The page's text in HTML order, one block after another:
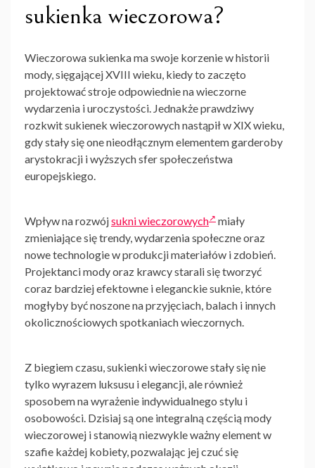
sukienka wieczorowa?
Wieczorowa sukienkama swoje korzenie w historii
mody, sięgającej XVIII wieku, kiedy to zaczęto
projektować stroje odpowiednie na wieczorne
wydarzenia i uroczystości. Jednakże prawdziwy
rozkwit sukienek wieczorowych nastąpił w XIX wieku,
gdy stały się one nieodłącznym elementem garderoby
arystokracji i wyższych sfer społeczeństwa
europejskiego.
Wpływ na rozwójsukni wieczorowych
miały
zmieniające się trendy, wydarzenia społeczne oraz
nowe technologie w produkcji materiałów i zdobień.
Projektanci mody oraz krawcy starali się tworzyć
coraz bardziej efektowne i eleganckie suknie, które
mogłyby być noszone na przyjęciach, balach i innych
okolicznościowych spotkaniach wieczornych.
Z biegiem czasu,sukienki wieczorowestały się nie
tylko wyrazem luksusu i elegancji, ale również
sposobem na wyrażenie indywidualnego stylu i
osobowości. Dzisiaj są one integralną częścią mody
wieczorowej i stanowią niezwykle ważny element w
szafie każdej kobiety, pozwalając jej czuć się